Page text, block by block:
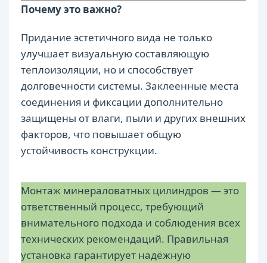
Почему это важно?
Придание эстетичного вида не только
улучшает визуальную составляющую
теплоизоляции, но и способствует
долговечности системы. Заклеенные места
соединения и фиксации дополнительно
защищены от влаги, пыли и других внешних
факторов, что повышает общую
устойчивость конструкции.
Монтаж минераловатных цилиндров — это
ответственный процесс, требующий
внимательного подхода и соблюдения всех
технических рекомендаций. Правильная
установка гарантирует надёжную